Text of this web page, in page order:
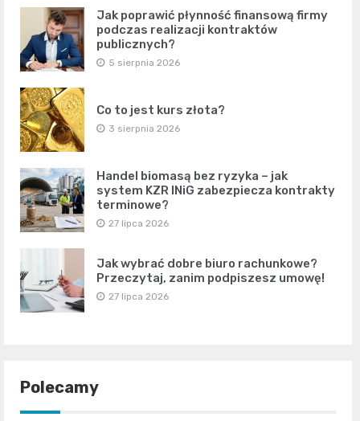
Jak poprawić płynność finansową firmy
podczas realizacji kontraktów
publicznych?
5 sierpnia 2026
Co to jest kurs złota?
3 sierpnia 2026
Handel biomasą bez ryzyka – jak
system KZR INiG zabezpiecza kontrakty
terminowe?
27 lipca 2026
Jak wybrać dobre biuro rachunkowe?
Przeczytaj, zanim podpiszesz umowę!
27 lipca 2026
Polecamy